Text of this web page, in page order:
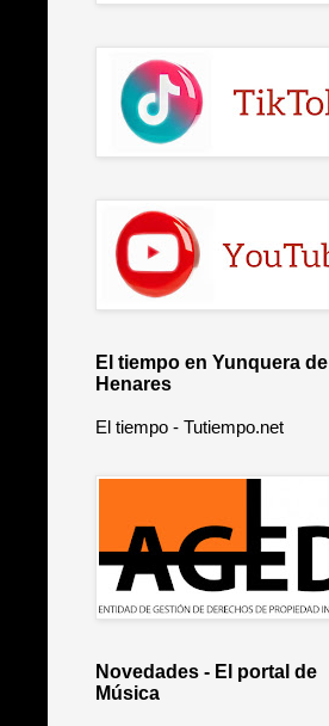
El tiempo en Yunquera de
Henares
El tiempo - Tutiempo.net
Novedades - El portal de
Música